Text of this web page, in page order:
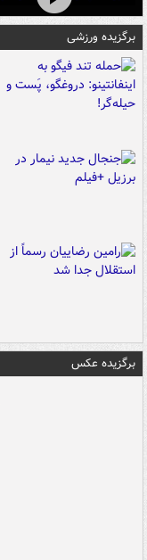
برگزیده ورزشی
برگزیده عکس